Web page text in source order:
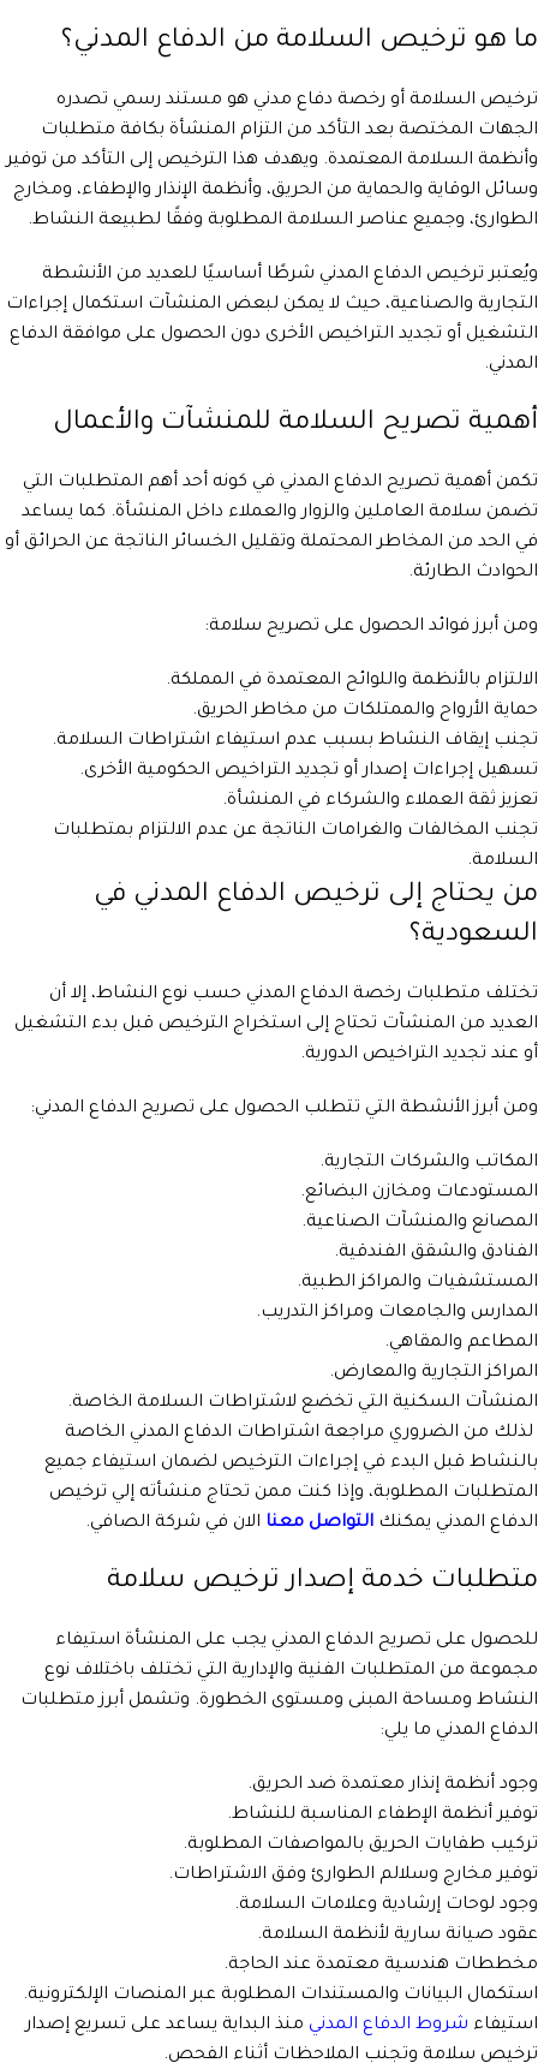
ما هو ترخيص السلامة من الدفاع المدني؟
ترخيص السلامة أو رخصة دفاع مدني هو مستند رسمي تصدره
الجهات المختصة بعد التأكد من التزام المنشأة بكافة متطلبات
وأنظمة السلامة المعتمدة. ويهدف هذا الترخيص إلى التأكد من توفير
وسائل الوقاية والحماية من الحريق، وأنظمة الإنذار والإطفاء، ومخارج
الطوارئ، وجميع عناصر السلامة المطلوبة وفقًا لطبيعة النشاط.
ويُعتبر ترخيص الدفاع المدني شرطًا أساسيًا للعديد من الأنشطة
التجارية والصناعية، حيث لا يمكن لبعض المنشآت استكمال إجراءات
التشغيل أو تجديد التراخيص الأخرى دون الحصول على موافقة الدفاع
المدني.
أهمية تصريح السلامة للمنشآت والأعمال
تكمن أهمية تصريح الدفاع المدني في كونه أحد أهم المتطلبات التي
تضمن سلامة العاملين والزوار والعملاء داخل المنشأة. كما يساعد
في الحد من المخاطر المحتملة وتقليل الخسائر الناتجة عن الحرائق أو
الحوادث الطارئة.
ومن أبرز فوائد الحصول على تصريح سلامة:
الالتزام بالأنظمة واللوائح المعتمدة في المملكة.
حماية الأرواح والممتلكات من مخاطر الحريق.
تجنب إيقاف النشاط بسبب عدم استيفاء اشتراطات السلامة.
تسهيل إجراءات إصدار أو تجديد التراخيص الحكومية الأخرى.
تعزيز ثقة العملاء والشركاء في المنشأة.
تجنب المخالفات والغرامات الناتجة عن عدم الالتزام بمتطلبات
السلامة.
من يحتاج إلى ترخيص الدفاع المدني في
السعودية؟
تختلف متطلبات رخصة الدفاع المدني حسب نوع النشاط، إلا أن
العديد من المنشآت تحتاج إلى استخراج الترخيص قبل بدء التشغيل
أو عند تجديد التراخيص الدورية.
ومن أبرز الأنشطة التي تتطلب الحصول على تصريح الدفاع المدني:
المكاتب والشركات التجارية.
المستودعات ومخازن البضائع.
المصانع والمنشآت الصناعية.
الفنادق والشقق الفندقية.
المستشفيات والمراكز الطبية.
المدارس والجامعات ومراكز التدريب.
المطاعم والمقاهي.
المراكز التجارية والمعارض.
المنشآت السكنية التي تخضع لاشتراطات السلامة الخاصة.
لذلك من الضروري مراجعة اشتراطات الدفاع المدني الخاصة
بالنشاط قبل البدء في إجراءات الترخيص لضمان استيفاء جميع
المتطلبات المطلوبة، وإذا كنت ممن تحتاج منشأته إلي ترخيص
الدفاع المدني يمكنك التواصل معنا الان في شركة الصافي.
متطلبات خدمة إصدار ترخيص سلامة
للحصول على تصريح الدفاع المدني يجب على المنشأة استيفاء
مجموعة من المتطلبات الفنية والإدارية التي تختلف باختلاف نوع
النشاط ومساحة المبنى ومستوى الخطورة. وتشمل أبرز متطلبات
الدفاع المدني ما يلي:
وجود أنظمة إنذار معتمدة ضد الحريق.
توفير أنظمة الإطفاء المناسبة للنشاط.
تركيب طفايات الحريق بالمواصفات المطلوبة.
توفير مخارج وسلالم الطوارئ وفق الاشتراطات.
وجود لوحات إرشادية وعلامات السلامة.
عقود صيانة سارية لأنظمة السلامة.
مخططات هندسية معتمدة عند الحاجة.
استكمال البيانات والمستندات المطلوبة عبر المنصات الإلكترونية.
استيفاء شروط الدفاع المدني منذ البداية يساعد على تسريع إصدار
ترخيص سلامة وتجنب الملاحظات أثناء الفحص.